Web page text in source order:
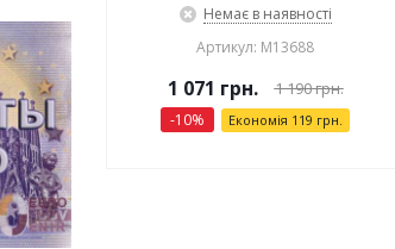
Немає в наявності
Артикул: М13688
1 071 грн. 1 190грн.
-10% Економія 119 грн.